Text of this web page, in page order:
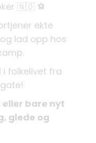
🇳🇴 ⚽️
ekte
lad opp hos
i folkelivet fra
eller bare nyt
glede og